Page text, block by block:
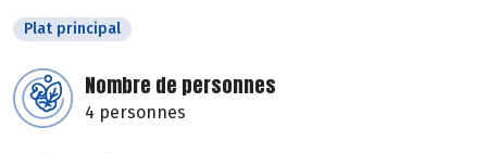
Plat principal
Nombre de personnes
4 personnes